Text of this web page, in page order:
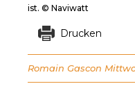
ist. © Naviwatt
Drucken
Romain Gascon